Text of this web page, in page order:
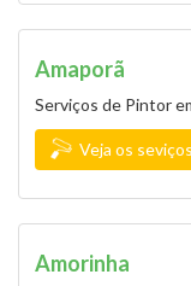
Amaporã
Serviços de Pintor
Veja os seviços
Amorinha